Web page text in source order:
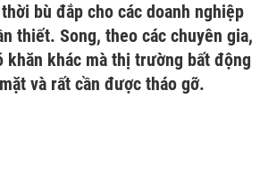
bù đắp cho các doanh nghiệp
thiết. Song, theo các chuyên gia,
khăn khác mà thị trường bất động
và rất cần được tháo gỡ.